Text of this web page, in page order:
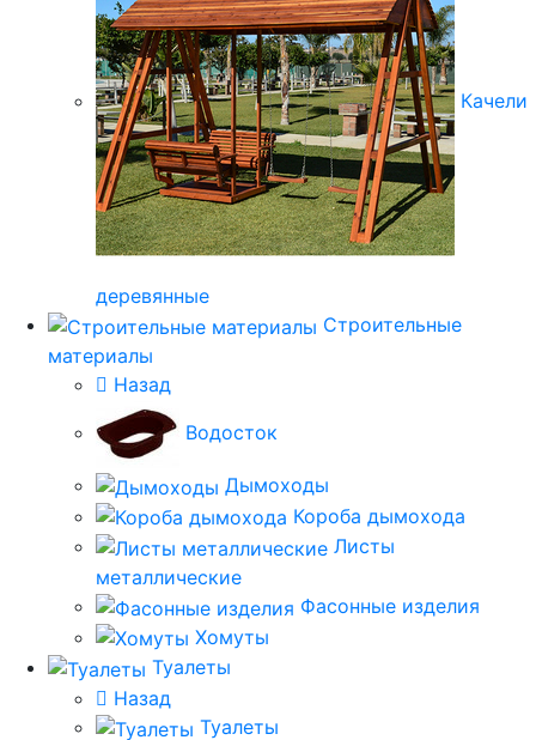
Качели
деревянные
Строительные
материалы
Назад
Водосток
Дымоходы
Короба дымохода
Листы
металлические
Фасонные изделия
Хомуты
Туалеты
Назад
Туалеты